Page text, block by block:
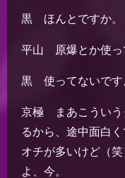
黒 ほんとですか。
平山 原爆とか使っ
黒 使ってないです
京極 まあこういう
るから、途中面白
オチが多いけど（
よ、今。